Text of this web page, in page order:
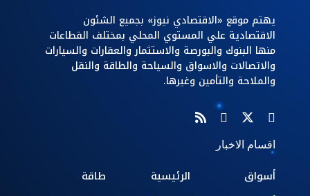
يهتم موقع «الاقتصادي نيوز» بجميع الشئون
الاقتصادية علي المستوي المحلي بمختلف القطاعات
منها البنوك والبورصة والاستثمار والعقارات والسيارات
والاتصالات والاسواق والسياحة والطاقة والنقل
والملاحة والتأمين وغيرها.
اقسام الاخبار
أسواق
الرئيسية
طاقة